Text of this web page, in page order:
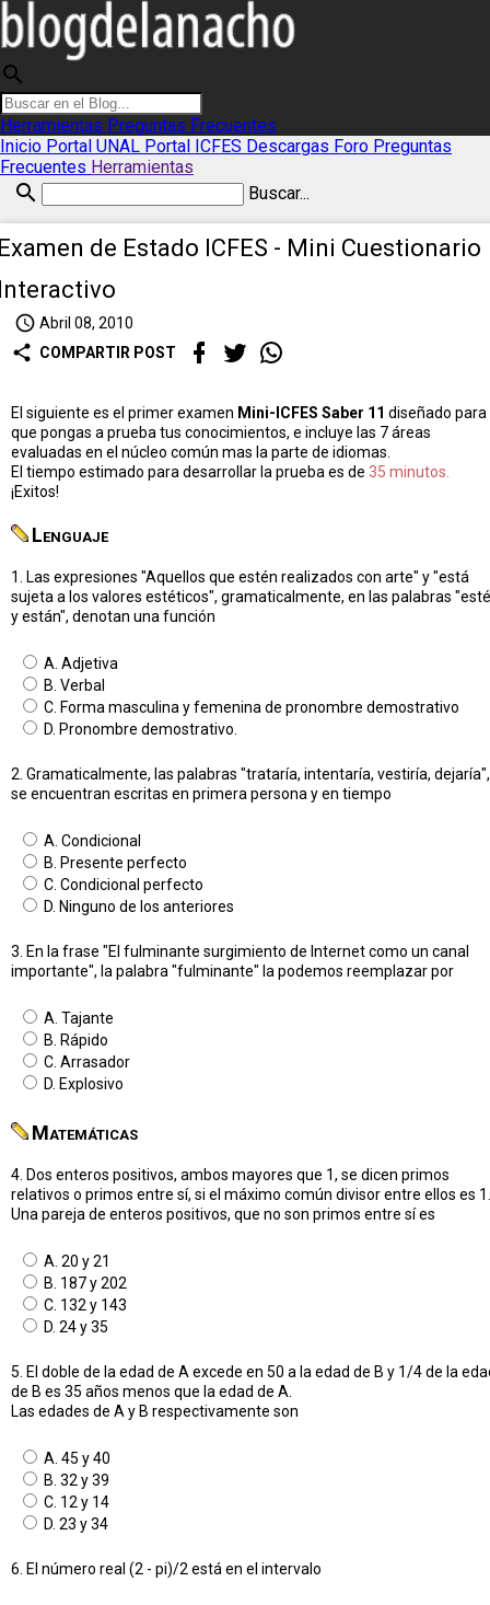
search
Herramientas Preguntas Frecuentes
Inicio Portal UNAL Portal ICFES Descargas Foro Preguntas
Frecuentes Herramientas
search Buscar...
de Estado ICFES - Mini Cuestionario
access_time Abril 08, 2010
share COMPARTIR POST
El siguiente es el primer examen Mini-ICFES Saber 11 diseñado para
que pongas a prueba tus conocimientos, e incluye las 7 áreas
evaluadas en el núcleo común mas la parte de idiomas.
El tiempo estimado para desarrollar la prueba es de 35 minutos.
¡Exitos!
Lenguaje
1. Las expresiones "Aquellos que estén realizados con arte" y "está
sujeta a los valores estéticos", gramaticalmente, en las palabras
y están", denotan una función
A. Adjetiva
B. Verbal
C. Forma masculina y femenina de pronombre demostrativo
D. Pronombre demostrativo.
2. Gramaticalmente, las palabras "trataría, intentaría, vestiría, dejaría",
se encuentran escritas en primera persona y en tiempo
A. Condicional
B. Presente perfecto
C. Condicional perfecto
D. Ninguno de los anteriores
3. En la frase "El fulminante surgimiento de Internet como un canal
importante", la palabra "fulminante" la podemos reemplazar por
A. Tajante
B. Rápido
C. Arrasador
D. Explosivo
Matemáticas
4. Dos enteros positivos, ambos mayores que 1, se dicen primos
relativos o primos entre sí, si el máximo común divisor entre ellos es 1.
Una pareja de enteros positivos, que no son primos entre sí es
A. 20 y 21
B. 187 y 202
C. 132 y 143
D. 24 y 35
5. El doble de la edad de A excede en 50 a la edad de B y 1/4 de la
de B es 35 años menos que la edad de A.
Las edades de A y B respectivamente son
A. 45 y 40
B. 32 y 39
C. 12 y 14
D. 23 y 34
6. El número real (2 - pi)/2 está en el intervalo